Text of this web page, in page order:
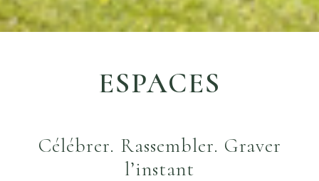
ESPACES
Célébrer. Rassembler. Graver
l’instant